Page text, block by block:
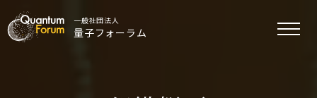
一般社団法人
量子フォーラム